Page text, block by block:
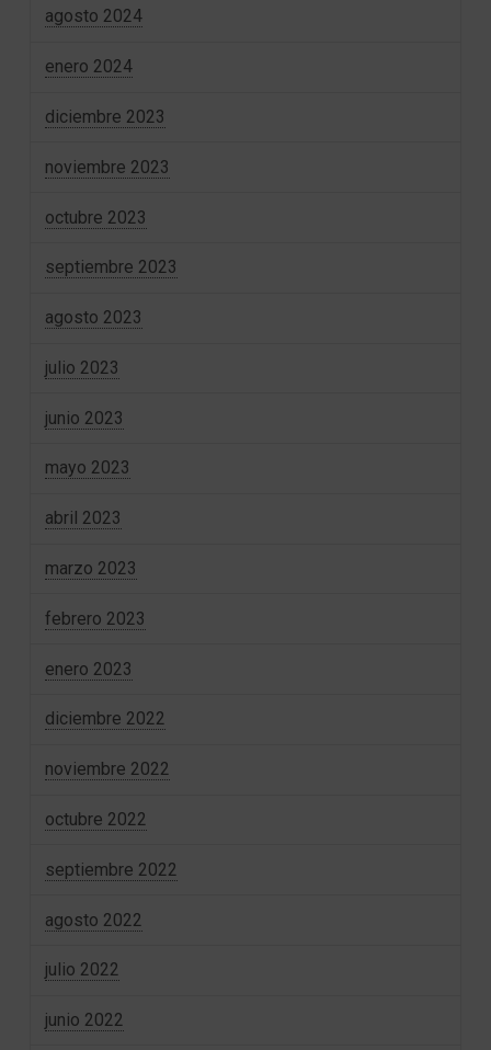
agosto 2024
enero 2024
diciembre 2023
noviembre 2023
octubre 2023
septiembre 2023
agosto 2023
julio 2023
junio 2023
mayo 2023
abril 2023
marzo 2023
febrero 2023
enero 2023
diciembre 2022
noviembre 2022
octubre 2022
septiembre 2022
agosto 2022
julio 2022
junio 2022